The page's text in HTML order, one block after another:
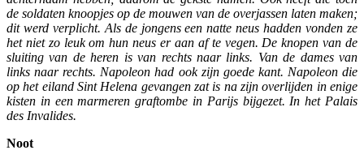
de soldaten knoopjes op de mouwen van de overjassen laten maken;
dit werd verplicht. Als de jongens een natte neus hadden vonden ze
het niet zo leuk om hun neus er aan af te vegen. De knopen van de
sluiting van de heren is van rechts naar links. Van de dames van
links naar rechts. Napoleon had ook zijn goede kant. Napoleon die
op het eiland Sint Helena gevangen zat is na zijn overlijden in enige
kisten in een marmeren graftombe in Parijs bijgezet. In het Palais
des Invalides.
Noot